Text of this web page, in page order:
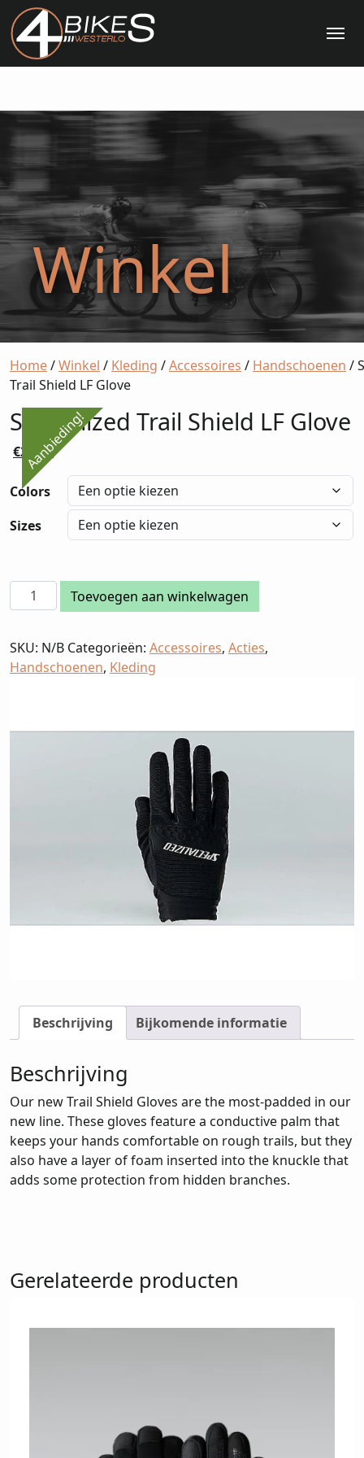
Winkel
Home/Winkel / Kleding /Accessoires / Handschoenen /
Trail Shield LF Glove
Aanbieding!
Specialized Trail Shield LF Glove
Oorspronkelijke
prijs
was:
€28,00Huidige
€28,00.
Colors
Sizes
Specialized
Trail
LF
Glove
Toevoegen aan winkelwagen
SKU: N/B Categorieën: Accessoires, Acties,
Handschoenen, Kleding
Beschrijving Bijkomende informatie
Beschrijving
Our new Trail Shield Gloves are the most-padded in our
new line. These gloves feature a conductive palm that
keeps your hands comfortable on rough trails, but they
also have a layer of foam inserted into the knuckle that
adds some protection from hidden branches.
Gerelateerde producten